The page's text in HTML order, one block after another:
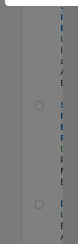
US-
and
Senior
US-
Data
US-